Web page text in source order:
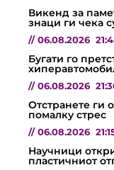
Викенд за
знаци ги чека
// 06.08.2026
Бугати го
// 06.08.2026
Отстранете ги
помалку стрес
// 06.08.2026
Научници
пластичниот